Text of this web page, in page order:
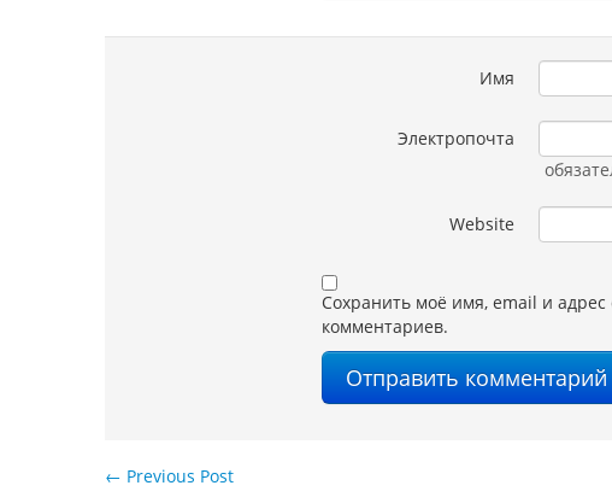
Имя
Электропочта
Website
Сохранить моё имя, email и
комментариев.
← Previous Post